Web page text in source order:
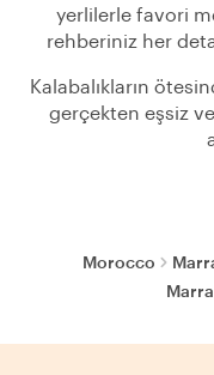
yerlilerle favori
rehberiniz her
Kalabalıkların
gerçekten eşsiz
Morocco